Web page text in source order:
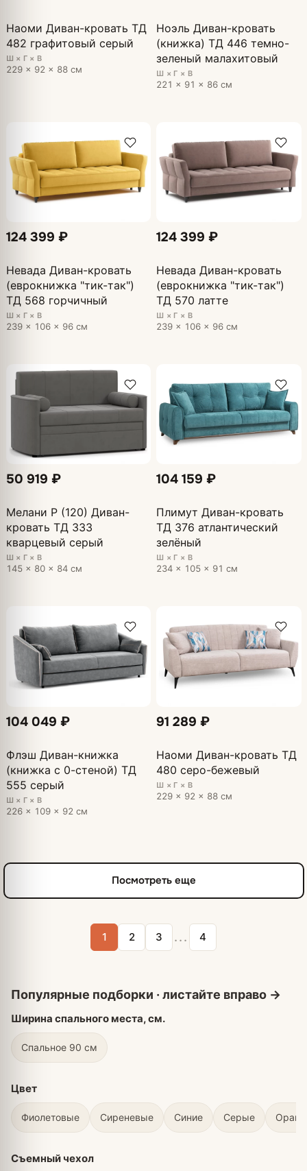
Наоми Диван-кровать ТД
482 графитовый серый
Ш × Г × В
229 × 92 × 88 см
Ноэль Диван-кровать
(книжка) ТД 446 темно-
зеленый малахитовый
Ш × Г × В
221 × 91 × 86 см
124 399 ₽
Невада Диван-кровать
(еврокнижка "тик-так")
ТД 568 горчичный
Ш × Г × В
239 × 106 × 96 см
124 399 ₽
Невада Диван-кровать
(еврокнижка "тик-так")
ТД 570 латте
Ш × Г × В
239 × 106 × 96 см
50 919 ₽
Мелани Р (120) Диван-
кровать ТД 333
кварцевый серый
Ш × Г × В
145 × 80 × 84 см
104 159 ₽
Плимут Диван-кровать
ТД 376 атлантический
зелёный
Ш × Г × В
234 × 105 × 91 см
104 049 ₽
Флэш Диван-книжка
(книжка с 0-стеной) ТД
555 серый
Ш × Г × В
226 × 109 × 92 см
91 289 ₽
Наоми Диван-кровать ТД
480 серо-бежевый
Ш × Г × В
229 × 92 × 88 см
Посмотреть еще
1 2 3 ... 4
Ширина спального места, см.
Спальное 90 см
Цвет
Фиолетовые Сиреневые Синие Серые
Съемный чехол